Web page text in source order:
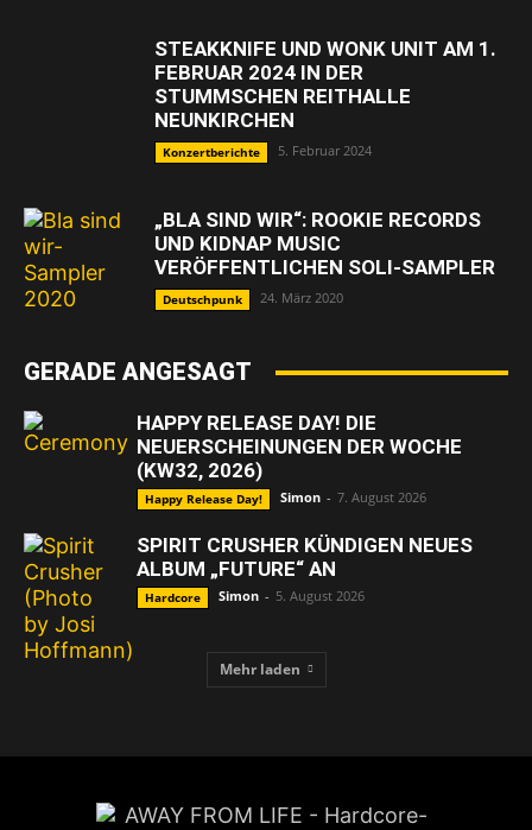
STEAKKNIFE UND WONK UNIT AM 1.
FEBRUAR 2024 IN DER
STUMMSCHEN REITHALLE
NEUNKIRCHEN
Konzertberichte 5. Februar 2024
„BLA SIND WIR“: ROOKIE RECORDS
UND KIDNAP MUSIC
VERÖFFENTLICHEN SOLI-SAMPLER
Deutschpunk 24. März 2020
GERADE ANGESAGT
HAPPY RELEASE DAY! DIE
NEUERSCHEINUNGEN DER WOCHE
(KW32, 2026)
Happy Release Day! Simon - 7. August 2026
SPIRIT CRUSHER KÜNDIGEN NEUES
ALBUM „FUTURE“ AN
Hardcore Simon - 5. August 2026
Mehr laden